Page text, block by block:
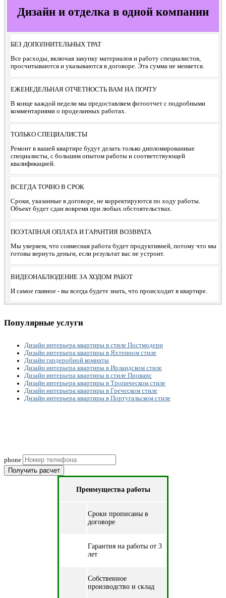
Дизайн и отделка в одной компании
БЕЗ ДОПОЛНИТЕЛЬНЫХ ТРАТ
Все расходы, включая закупку материалов и работу специалистов,
просчитываются и указываются в договоре. Эта сумма не меняется.
ЕЖЕНЕДЕЛЬНАЯ ОТЧЕТНОСТЬ ВАМ НА ПОЧТУ
В конце каждой недели мы предоставляем фотоотчет с подробными
комментариями о проделанных работах.
ТОЛЬКО СПЕЦИАЛИСТЫ
Ремонт в вашей квартире будут делать только дипломированные
специалисты, с большим опытом работы и соответствующей
квалификацией.
ВСЕГДА ТОЧНО В СРОК
Сроки, указанные в договоре, не корректируются по ходу работы.
Объект будет сдан вовремя при любых обстоятельствах.
ПОЭТАПНАЯ ОПЛАТА И ГАРАНТИЯ ВОЗВРАТА
Мы уверяем, что совмесная работа будет продуктивней, потому что мы
готовы вернуть деньги, если результат вас не устроит.
ВИДЕОНАБЛЮДЕНИЕ ЗА ХОДОМ РАБОТ
И самое главное - вы всегда будете знать, что происходит в квартире.
Популярные услуги
Дизайн интерьера квартиры в стиле Постмодерн
Дизайн интерьера квартиры в Яхтенном стиле
Дизайн гардеробной комнаты
Дизайн интерьера квартиры в Ирландском стиле
Дизайн интерьера квартиры в стиле Прованс
Дизайн интерьера квартиры в Тропическом стиле
Дизайн интерьера квартиры в Греческом стиле
Дизайн интерьера квартиры в Португальском стиле
phone
Получить расчет
Преимущества работы
Cроки прописаны в
договоре
Гарантия на работы от 3
лет
Собственное
производство и склад